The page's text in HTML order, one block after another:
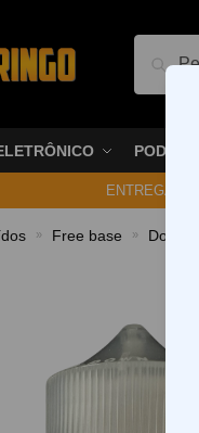
PODS
ENTREGA
» Free base » Doces